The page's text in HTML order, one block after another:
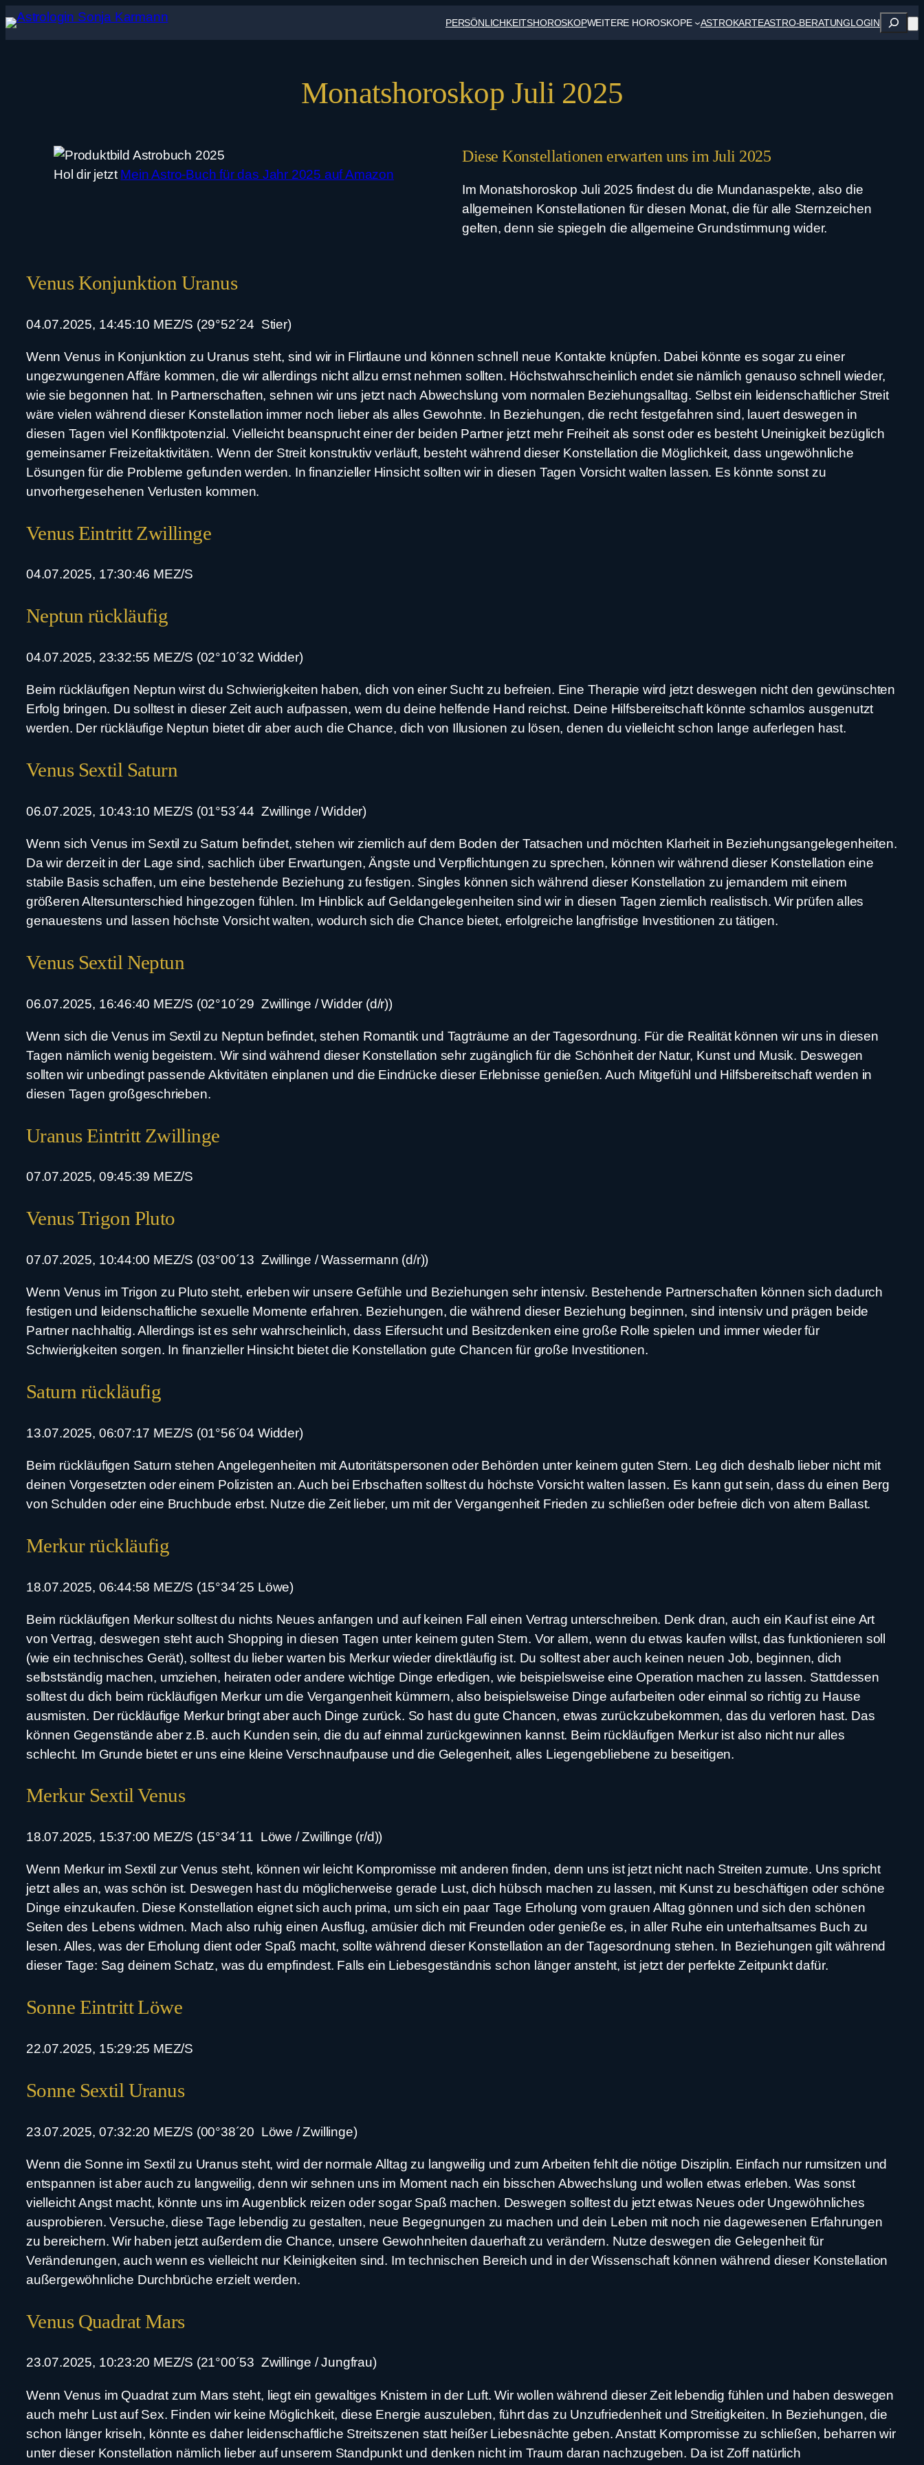
Zum
PERSÖNLICHKEITSHOROSKOPWEITERE HOROSKOPE ASTROKARTEASTRO-BERATUNGLOGIN Suchen
Monatshoroskop Juli 2025
Hol dir jetztMein Astro-Buch für das Jahr 2025 auf Amazon
Diese Konstellationen erwarten uns im Juli 2025
Im Monatshoroskop Juli 2025 findest du die Mundanaspekte, also die
allgemeinen Konstellationen für diesen Monat, die für alle Sternzeichen
gelten, denn sie spiegeln die allgemeine Grundstimmung wider.
Venus Konjunktion Uranus
04.07.2025, 14:45:10 MEZ/S (29°52´24 Stier)
Wenn Venus in Konjunktion zu Uranus steht, sind wir in Flirtlaune und können schnell neue Kontakte knüpfen. Dabei könnte es sogar zu einer
ungezwungenen Affäre kommen, die wir allerdings nicht allzu ernst nehmen sollten. Höchstwahrscheinlich endet sie nämlich genauso schnell wieder,
wie sie begonnen hat. In Partnerschaften, sehnen wir uns jetzt nach Abwechslung vom normalen Beziehungsalltag. Selbst ein leidenschaftlicher Streit
wäre vielen während dieser Konstellation immer noch lieber als alles Gewohnte. In Beziehungen, die recht festgefahren sind, lauert deswegen in
diesen Tagen viel Konfliktpotenzial. Vielleicht beansprucht einer der beiden Partner jetzt mehr Freiheit als sonst oder es besteht Uneinigkeit bezüglich
gemeinsamer Freizeitaktivitäten. Wenn der Streit konstruktiv verläuft, besteht während dieser Konstellation die Möglichkeit, dass ungewöhnliche
Lösungen für die Probleme gefunden werden. In finanzieller Hinsicht sollten wir in diesen Tagen Vorsicht walten lassen. Es könnte sonst zu
unvorhergesehenen Verlusten kommen.
Venus Eintritt Zwillinge
04.07.2025, 17:30:46 MEZ/S
Neptun rückläufig
04.07.2025, 23:32:55 MEZ/S (02°10´32 Widder)
Beim rückläufigen Neptun wirst du Schwierigkeiten haben, dich von einer Sucht zu befreien. Eine Therapie wird jetzt deswegen nicht den gewünschten
Erfolg bringen. Du solltest in dieser Zeit auch aufpassen, wem du deine helfende Hand reichst. Deine Hilfsbereitschaft könnte schamlos ausgenutzt
werden. Der rückläufige Neptun bietet dir aber auch die Chance, dich von Illusionen zu lösen, denen du vielleicht schon lange auferlegen hast.
Venus Sextil Saturn
06.07.2025, 10:43:10 MEZ/S (01°53´44 Zwillinge / Widder)
Wenn sich Venus im Sextil zu Saturn befindet, stehen wir ziemlich auf dem Boden der Tatsachen und möchten Klarheit in Beziehungsangelegenheiten.
Da wir derzeit in der Lage sind, sachlich über Erwartungen, Ängste und Verpflichtungen zu sprechen, können wir während dieser Konstellation eine
stabile Basis schaffen, um eine bestehende Beziehung zu festigen. Singles können sich während dieser Konstellation zu jemandem mit einem
größeren Altersunterschied hingezogen fühlen. Im Hinblick auf Geldangelegenheiten sind wir in diesen Tagen ziemlich realistisch. Wir prüfen alles
genauestens und lassen höchste Vorsicht walten, wodurch sich die Chance bietet, erfolgreiche langfristige Investitionen zu tätigen.
Venus Sextil Neptun
06.07.2025, 16:46:40 MEZ/S (02°10´29 Zwillinge / Widder (d/r))
Wenn sich die Venus im Sextil zu Neptun befindet, stehen Romantik und Tagträume an der Tagesordnung. Für die Realität können wir uns in diesen
Tagen nämlich wenig begeistern. Wir sind während dieser Konstellation sehr zugänglich für die Schönheit der Natur, Kunst und Musik. Deswegen
sollten wir unbedingt passende Aktivitäten einplanen und die Eindrücke dieser Erlebnisse genießen. Auch Mitgefühl und Hilfsbereitschaft werden in
diesen Tagen großgeschrieben.
Uranus Eintritt Zwillinge
07.07.2025, 09:45:39 MEZ/S
Venus Trigon Pluto
07.07.2025, 10:44:00 MEZ/S (03°00´13 Zwillinge / Wassermann (d/r))
Wenn Venus im Trigon zu Pluto steht, erleben wir unsere Gefühle und Beziehungen sehr intensiv. Bestehende Partnerschaften können sich dadurch
festigen und leidenschaftliche sexuelle Momente erfahren. Beziehungen, die während dieser Beziehung beginnen, sind intensiv und prägen beide
Partner nachhaltig. Allerdings ist es sehr wahrscheinlich, dass Eifersucht und Besitzdenken eine große Rolle spielen und immer wieder für
Schwierigkeiten sorgen. In finanzieller Hinsicht bietet die Konstellation gute Chancen für große Investitionen.
Saturn rückläufig
13.07.2025, 06:07:17 MEZ/S (01°56´04 Widder)
Beim rückläufigen Saturn stehen Angelegenheiten mit Autoritätspersonen oder Behörden unter keinem guten Stern. Leg dich deshalb lieber nicht mit
deinen Vorgesetzten oder einem Polizisten an. Auch bei Erbschaften solltest du höchste Vorsicht walten lassen. Es kann gut sein, dass du einen Berg
von Schulden oder eine Bruchbude erbst. Nutze die Zeit lieber, um mit der Vergangenheit Frieden zu schließen oder befreie dich von altem Ballast.
Merkur rückläufig
18.07.2025, 06:44:58 MEZ/S (15°34´25 Löwe)
Beim rückläufigen Merkur solltest du nichts Neues anfangen und auf keinen Fall einen Vertrag unterschreiben. Denk dran, auch ein Kauf ist eine Art
von Vertrag, deswegen steht auch Shopping in diesen Tagen unter keinem guten Stern. Vor allem, wenn du etwas kaufen willst, das funktionieren soll
(wie ein technisches Gerät), solltest du lieber warten bis Merkur wieder direktläufig ist. Du solltest aber auch keinen neuen Job, beginnen, dich
selbstständig machen, umziehen, heiraten oder andere wichtige Dinge erledigen, wie beispielsweise eine Operation machen zu lassen. Stattdessen
solltest du dich beim rückläufigen Merkur um die Vergangenheit kümmern, also beispielsweise Dinge aufarbeiten oder einmal so richtig zu Hause
ausmisten. Der rückläufige Merkur bringt aber auch Dinge zurück. So hast du gute Chancen, etwas zurückzubekommen, das du verloren hast. Das
können Gegenstände aber z.B. auch Kunden sein, die du auf einmal zurückgewinnen kannst. Beim rückläufigen Merkur ist also nicht nur alles
schlecht. Im Grunde bietet er uns eine kleine Verschnaufpause und die Gelegenheit, alles Liegengebliebene zu beseitigen.
Merkur Sextil Venus
18.07.2025, 15:37:00 MEZ/S (15°34´11 Löwe / Zwillinge (r/d))
Wenn Merkur im Sextil zur Venus steht, können wir leicht Kompromisse mit anderen finden, denn uns ist jetzt nicht nach Streiten zumute. Uns spricht
jetzt alles an, was schön ist. Deswegen hast du möglicherweise gerade Lust, dich hübsch machen zu lassen, mit Kunst zu beschäftigen oder schöne
Dinge einzukaufen. Diese Konstellation eignet sich auch prima, um sich ein paar Tage Erholung vom grauen Alltag gönnen und sich den schönen
Seiten des Lebens widmen. Mach also ruhig einen Ausflug, amüsier dich mit Freunden oder genieße es, in aller Ruhe ein unterhaltsames Buch zu
lesen. Alles, was der Erholung dient oder Spaß macht, sollte während dieser Konstellation an der Tagesordnung stehen. In Beziehungen gilt während
dieser Tage: Sag deinem Schatz, was du empfindest. Falls ein Liebesgeständnis schon länger ansteht, ist jetzt der perfekte Zeitpunkt dafür.
Sonne Eintritt Löwe
22.07.2025, 15:29:25 MEZ/S
Sonne Sextil Uranus
23.07.2025, 07:32:20 MEZ/S (00°38´20 Löwe / Zwillinge)
Wenn die Sonne im Sextil zu Uranus steht, wird der normale Alltag zu langweilig und zum Arbeiten fehlt die nötige Disziplin. Einfach nur rumsitzen und
entspannen ist aber auch zu langweilig, denn wir sehnen uns im Moment nach ein bisschen Abwechslung und wollen etwas erleben. Was sonst
vielleicht Angst macht, könnte uns im Augenblick reizen oder sogar Spaß machen. Deswegen solltest du jetzt etwas Neues oder Ungewöhnliches
ausprobieren. Versuche, diese Tage lebendig zu gestalten, neue Begegnungen zu machen und dein Leben mit noch nie dagewesenen Erfahrungen
zu bereichern. Wir haben jetzt außerdem die Chance, unsere Gewohnheiten dauerhaft zu verändern. Nutze deswegen die Gelegenheit für
Veränderungen, auch wenn es vielleicht nur Kleinigkeiten sind. Im technischen Bereich und in der Wissenschaft können während dieser Konstellation
außergewöhnliche Durchbrüche erzielt werden.
Venus Quadrat Mars
23.07.2025, 10:23:20 MEZ/S (21°00´53 Zwillinge / Jungfrau)
Wenn Venus im Quadrat zum Mars steht, liegt ein gewaltiges Knistern in der Luft. Wir wollen während dieser Zeit lebendig fühlen und haben deswegen
auch mehr Lust auf Sex. Finden wir keine Möglichkeit, diese Energie auszuleben, führt das zu Unzufriedenheit und Streitigkeiten. In Beziehungen, die
schon länger kriseln, könnte es daher leidenschaftliche Streitszenen statt heißer Liebesnächte geben. Anstatt Kompromisse zu schließen, beharren wir
unter dieser Konstellation nämlich lieber auf unserem Standpunkt und denken nicht im Traum daran nachzugeben. Da ist Zoff natürlich